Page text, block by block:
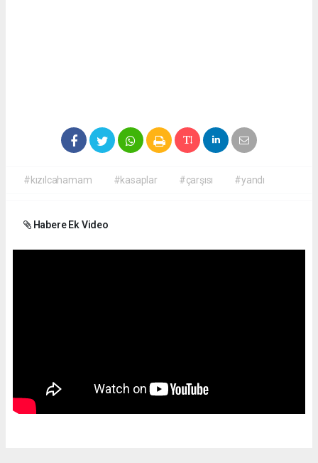
#kızılcahamam #kasaplar #çarşısı #yandı
Habere Ek Video